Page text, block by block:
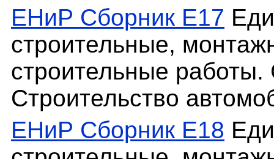
ЕНиР Сборник Е17
строительные,
строительные
Строительство
ЕНиР Сборник Е18